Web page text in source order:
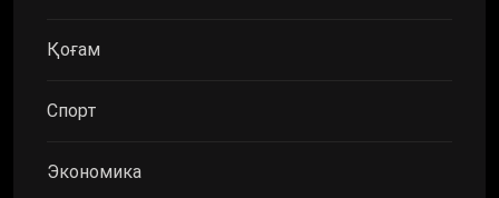
Қоғам
Спорт
Экономика